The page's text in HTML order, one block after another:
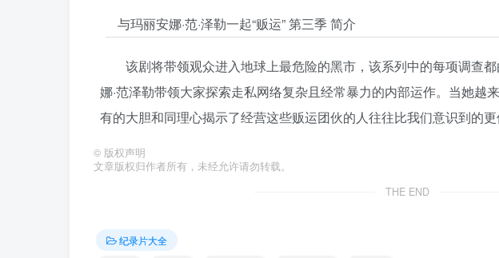
与玛丽安娜·范·泽勒一起“贩运” 第三季 简介
该剧将带领观众进入地球上最危险的黑市，该系列中的每项调查
娜·范泽勒带领大家探索走私网络复杂且经常暴力的内部运作。当她越
有的大胆和同理心揭示了经营这些贩运团伙的人往往比我们意识到的更
© 版权声明
文章版权归作者所有，未经允许请勿转载。
THE END
纪录片大全